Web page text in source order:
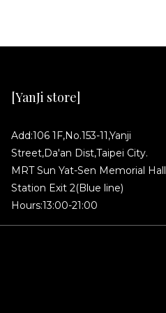
[YanJi store]
Add:106 1F,No.153-11,Yanji
Street,Da'an Dist,Taipei City.
MRT Sun Yat-Sen Memorial Hall
Station Exit 2(Blue line)
Hours:13:00-21:00